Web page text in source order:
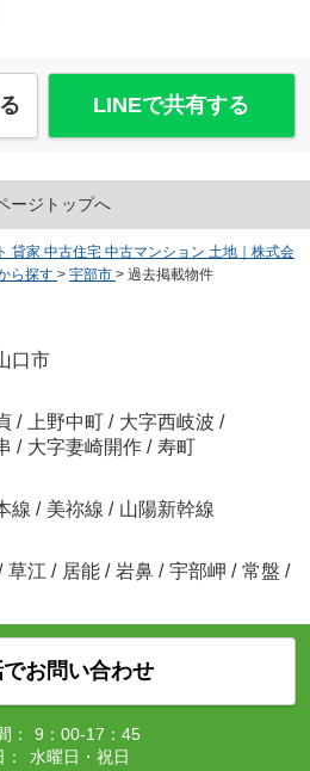
LINEで共有する
ージトップへ
貸家 中古住宅 中古マンション 土地｜株式会
ら探す > 宇部市 > 過去掲載物件
口市
/ 上野中町 / 大字西岐波 /
/ 大字妻崎開作 / 寿町
線 / 美祢線 / 山陽新幹線
草江 / 居能 / 岩鼻 / 宇部岬 / 常盤 /
お問い合わせ
：
9：00-17：45
水曜日・祝日